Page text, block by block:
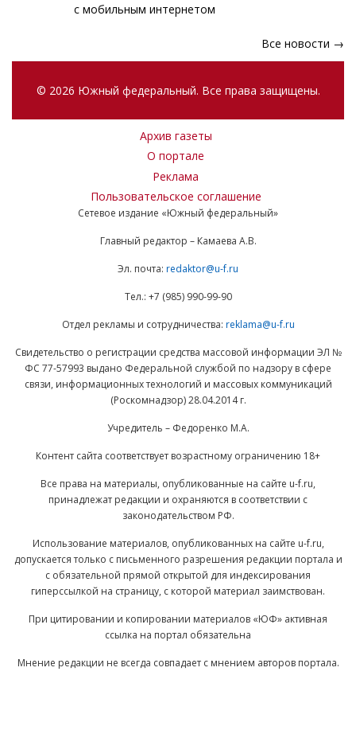
с мобильным интернетом
Все новости →
© 2026 Южный федеральный. Все права защищены.
Архив газеты
О портале
Реклама
Пользовательское соглашение
Сетевое издание «Южный федеральный»
Главный редактор – Камаева А.В.
Эл. почта: redaktor@u-f.ru
Тел.: +7 (985) 990-99-90
Отдел рекламы и сотрудничества: reklama@u-f.ru
Свидетельство о регистрации средства массовой информации ЭЛ №
ФС 77-57993 выдано Федеральной службой по надзору в сфере
связи, информационных технологий и массовых коммуникаций
(Роскомнадзор) 28.04.2014 г.
Учредитель – Федоренко М.А.
Контент сайта соответствует возрастному ограничению 18+
Все права на материалы, опубликованные на сайте u-f.ru,
принадлежат редакции и охраняются в соответствии с
законодательством РФ.
Использование материалов, опубликованных на сайте u-f.ru,
допускается только с письменного разрешения редакции портала и
с обязательной прямой открытой для индексирования
гиперссылкой на страницу, с которой материал заимствован.
При цитировании и копировании материалов «ЮФ» активная
ссылка на портал обязательна
Мнение редакции не всегда совпадает с мнением авторов портала.